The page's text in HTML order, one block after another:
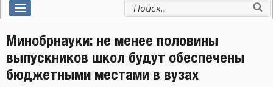
Искать:
Минобрнауки: не менее половины
выпускников школ будут обеспечены
бюджетными местами в вузах